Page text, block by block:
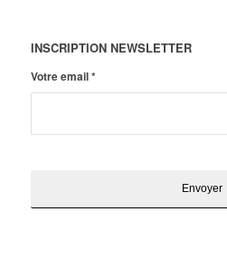
INSCRIPTION NEWSLETTER
Votre email*